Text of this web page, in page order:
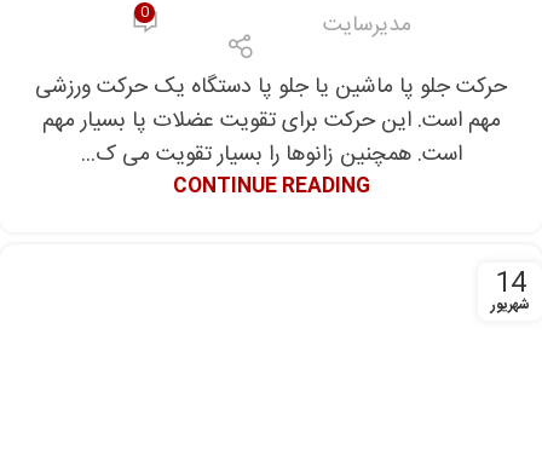
مدیرسایت 0
حرکت جلو پا ماشین یا جلو پا دستگاه یک حرکت ورزشی
مهم است. این حرکت برای تقویت عضلات پا بسیار مهم
است. همچنین زانوها را بسیار تقویت می ک...
CONTINUE READING
14
شهریور